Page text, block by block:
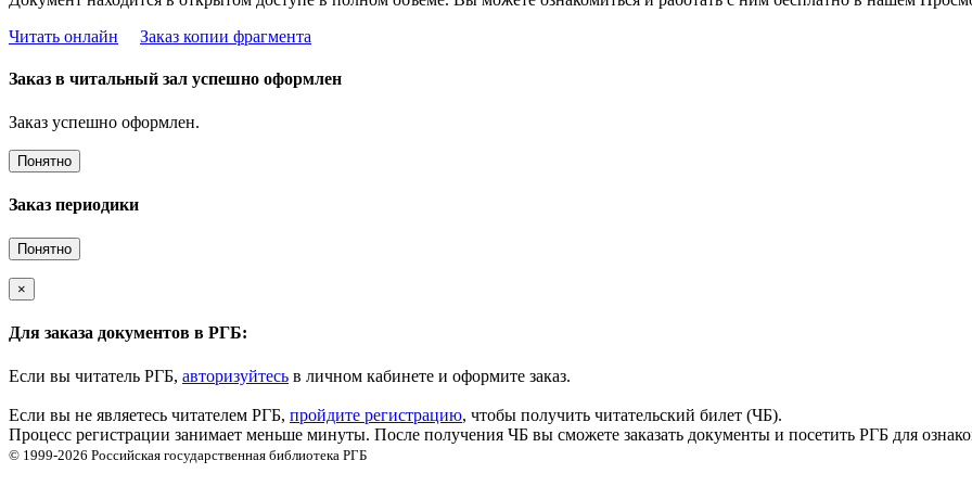
Читать онлайн
Заказ копии фрагмента
Заказ в читальный зал успешно оформлен
Заказ успешно оформлен.
Понятно
Заказ периодики
Понятно
×
Для заказа документов в РГБ:
Если вы читатель РГБ, авторизуйтесь в личном кабинете и оформите заказ.
Если вы не являетесь читателем РГБ, пройдите регистрацию, чтобы получить читательский билет (ЧБ).
Процесс регистрации занимает меньше минуты. После получения ЧБ вы сможете заказать документы и посетить РГБ для
© 1999-2026 Российская государственная библиотека РГБ